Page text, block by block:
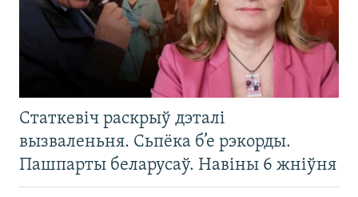
Статкевіч раскрыў дэталі
вызваленьня. Сьпёка б’е рэкорды.
Пашпарты беларусаў. Навіны 6 жніўня